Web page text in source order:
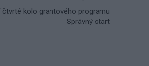
kolo grantového programu
Správný start